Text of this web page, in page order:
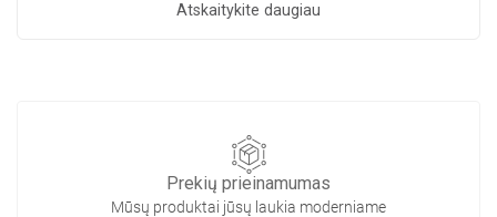
Atskaitykite daugiau
Prekių prieinamumas
Mūsų produktai jūsų laukia moderniame